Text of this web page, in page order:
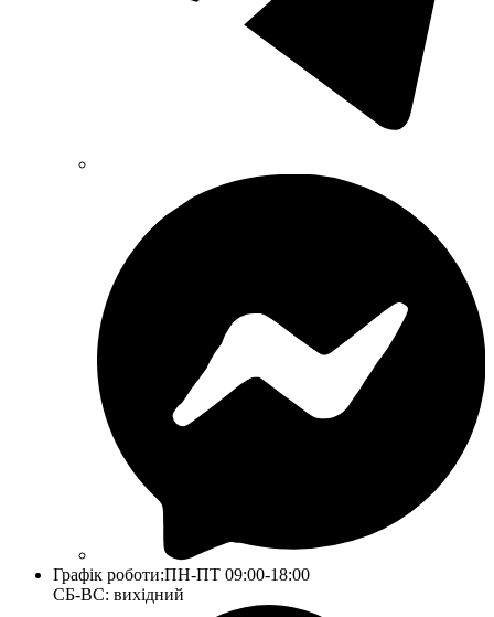
Графік роботи:ПН-ПТ 09:00-18:00
СБ-ВС: вихідний